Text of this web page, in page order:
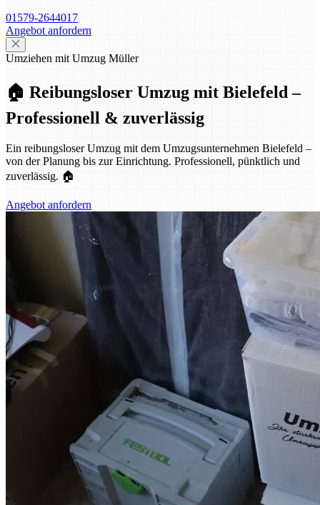
01579-2644017
Angebot anfordern
Umziehen mit Umzug Müller
🏠 Reibungsloser Umzug mit Bielefeld –
Professionell & zuverlässig
Ein reibungsloser Umzug mit dem Umzugsunternehmen Bielefeld –
von der Planung bis zur Einrichtung. Professionell, pünktlich und
zuverlässig. 🏠
Angebot anfordern